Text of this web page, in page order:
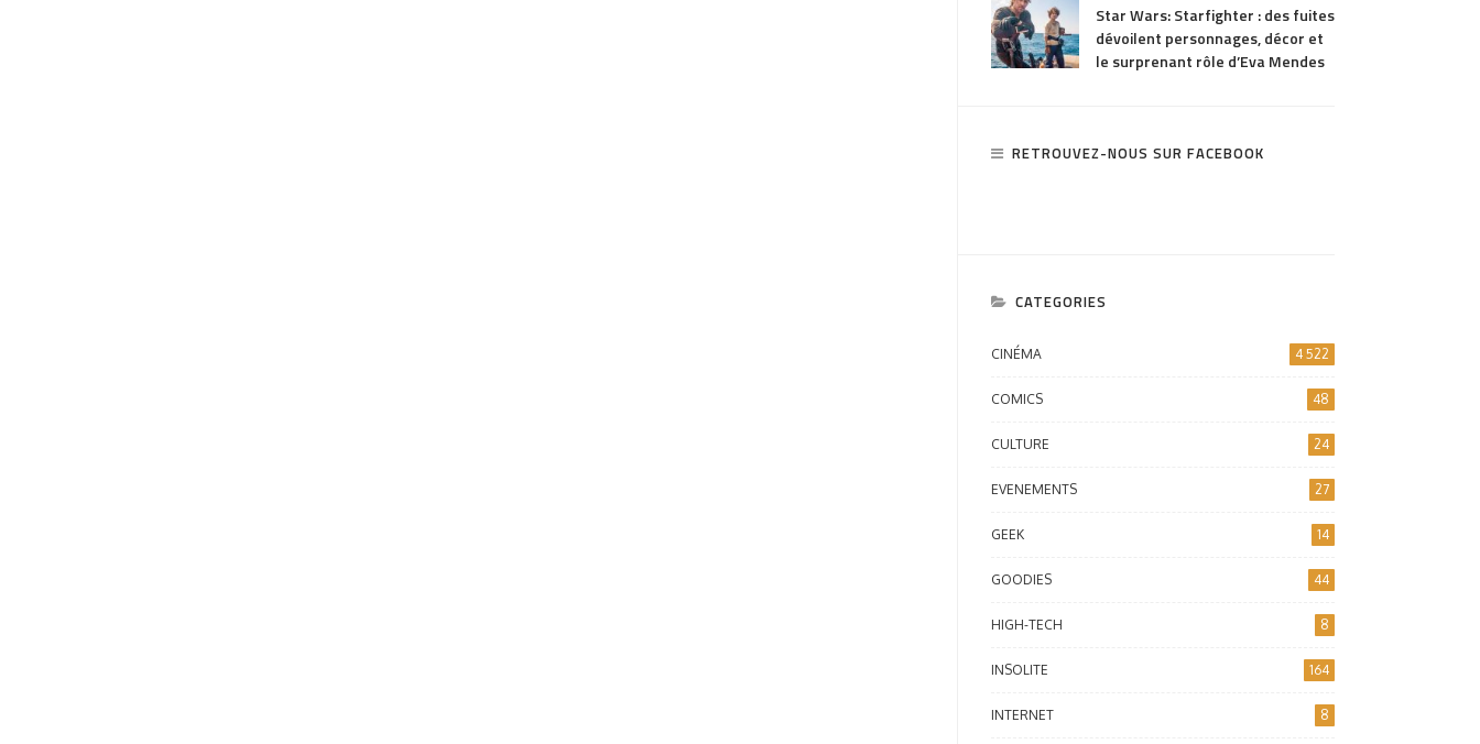
Star Wars: Starfighter : des fuites
dévoilent personnages, décor et
le surprenant rôle d’Eva Mendes
RETROUVEZ-NOUS SUR FACEBOOK
CATEGORIES
CINÉMA 4 522
COMICS 48
CULTURE 24
EVENEMENTS 27
GEEK 14
GOODIES 44
HIGH-TECH 8
INSOLITE 164
INTERNET 8